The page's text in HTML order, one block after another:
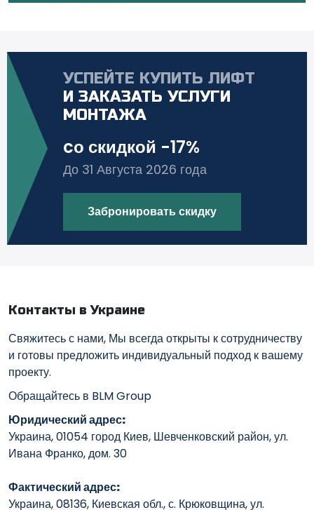
УСПЕЙТЕ КУПИТЬ ЛИФТ
И ЗАКАЗАТЬ УСЛУГИ
МОНТАЖА
cо скидкой -17%
До 31 Августа 2026 года
Забронировать скидку
Контакты в Украине
Свяжитесь с нами, Мы всегда открыты к сотрудничеству
и готовы предложить индивидуальный подход к вашему
проекту.
Обращайтесь в BLM Group
Юридический адрес:
Украина, 01054 город Киев, Шевченковский район, ул.
Ивана Франко, дом. 30
Фактический адрес:
Украина, 08136, Киевская обл., с. Крюковщина, ул.